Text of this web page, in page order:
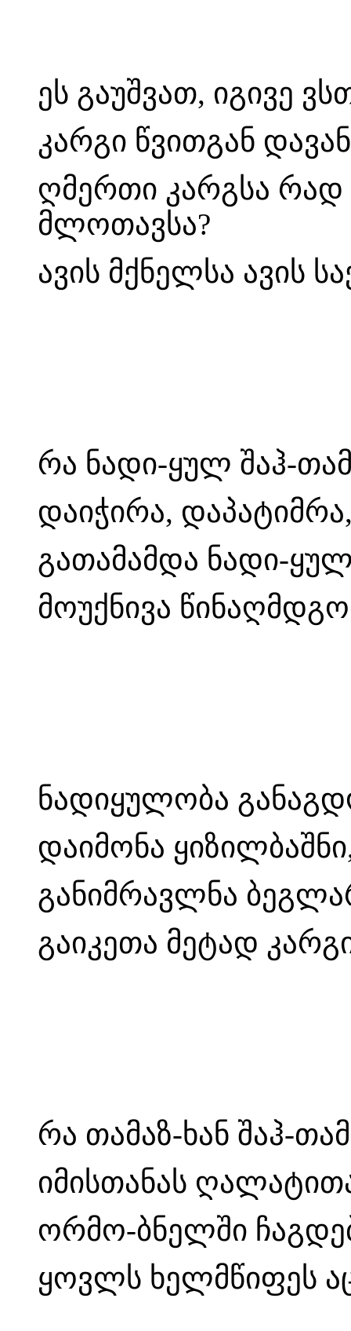
ეს გაუშვათ, იგივე
კარგი წვითგან
ღმერთი კარგსა რად
მლოთავსა?
ავის მქნელსა ავის
რა ნადი-ყულ შაჰ-
დაიჭირა,
გათამამდა ნადი-
მოუქნივა
ნადიყულობა
დაიმონა
განიმრავლნა
გაიკეთა მეტად
რა თამაზ-ხან შაჰ-
იმისთანას
ორმო-ბნელში
ყოვლს ხელმწიფეს